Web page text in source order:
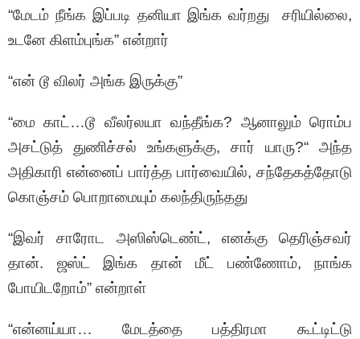
“மேடம் நீங்க இப்படி தனியா இங்க வர்றது சரியில்லை,
உடனே கிளம்புங்க” என்றார்
“என் டூ விலர் அங்க இருக்கு”
“மை காட்…டூ வீலர்லயா வந்தீங்க? ஆனாலும் ரொம்ப
அசட்டுத் துணிச்சல் உங்களுக்கு, சார் யாரு?“ அந்த
அதிகாரி என்னைப் பார்த்த பார்வையில், சந்தேகத்தோடு
கொஞ்சம் பொறாமையும் கலந்திருந்தது
“இவர் சாரோட அஸிஸ்டெண்ட், எனக்கு தெரிஞ்சவர்
தான். ஜஸ்ட் இங்க தான் மீட் பண்ணோம், நாங்க
போயிடறோம்” என்றாள்
“என்னய்யா… மேடத்தை பத்திரமா கூட்டிட்டு